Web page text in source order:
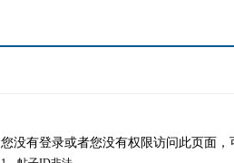
您没有登录或者您没有权限访问此页面